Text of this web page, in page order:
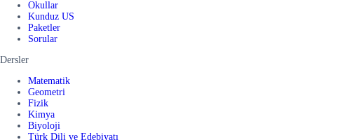
Okullar
Kunduz US
Paketler
Sorular
Dersler
Matematik
Geometri
Fizik
Kimya
Biyoloji
Türk Dili ve Edebiyatı